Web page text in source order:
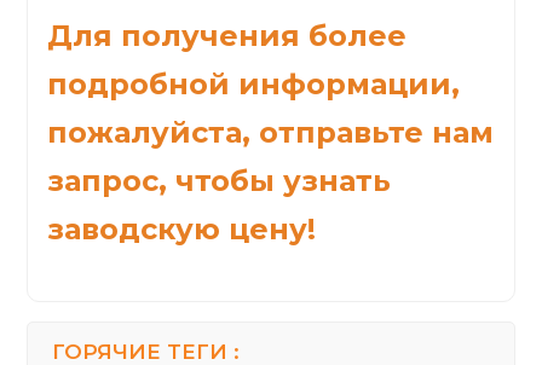
Для получения более
подробной информации,
пожалуйста, отправьте нам
запрос, чтобы узнать
заводскую цену!
ГОРЯЧИЕ ТЕГИ :